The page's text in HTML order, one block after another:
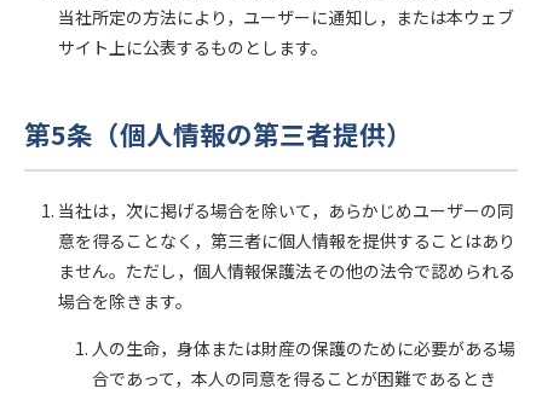
当社所定の方法により，ユーザーに通知し，または本ウェブ
サイト上に公表するものとします。
第5条（個人情報の第三者提供）
当社は，次に掲げる場合を除いて，あらかじめユーザーの同
意を得ることなく，第三者に個人情報を提供することはあり
ません。ただし，個人情報保護法その他の法令で認められる
場合を除きます。
人の生命，身体または財産の保護のために必要がある場
合であって，本人の同意を得ることが困難であるとき